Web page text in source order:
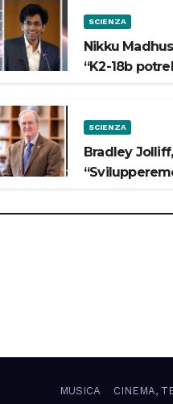
SCIENZA
Nikku
“K2-18b
SCIENZA
Bradley
MUSICA CINEMA,